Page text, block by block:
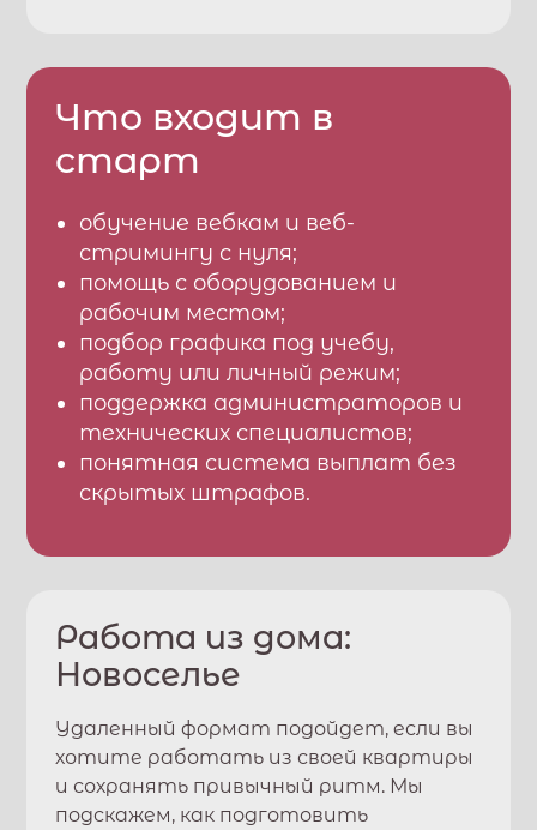
Что входит в
старт
обучение вебкам и веб-
стримингу с нуля;
помощь с оборудованием и
рабочим местом;
подбор графика под учебу,
работу или личный режим;
поддержка администраторов и
технических специалистов;
понятная система выплат без
скрытых штрафов.
Работа из дома:
Новоселье
Удаленный формат подойдет, если вы
хотите работать из своей квартиры
и сохранять привычный ритм. Мы
подскажем, как подготовить